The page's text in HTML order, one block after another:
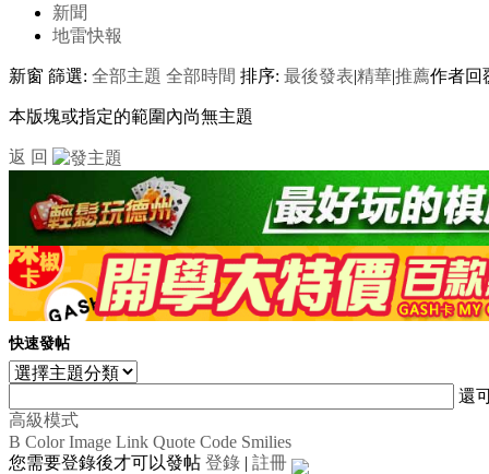
新聞
地雷快報
新窗 篩選: 全部主題 全部時間 排序: 最後發表|精華|推薦作者回
本版塊或指定的範圍內尚無主題
返 回
快速發帖
還
高級模式
B Color Image Link Quote Code Smilies
您需要登錄後才可以發帖 登錄 | 註冊